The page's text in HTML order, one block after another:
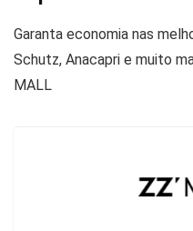
Garanta economia nas
Schutz, Anacapri e muito
MALL